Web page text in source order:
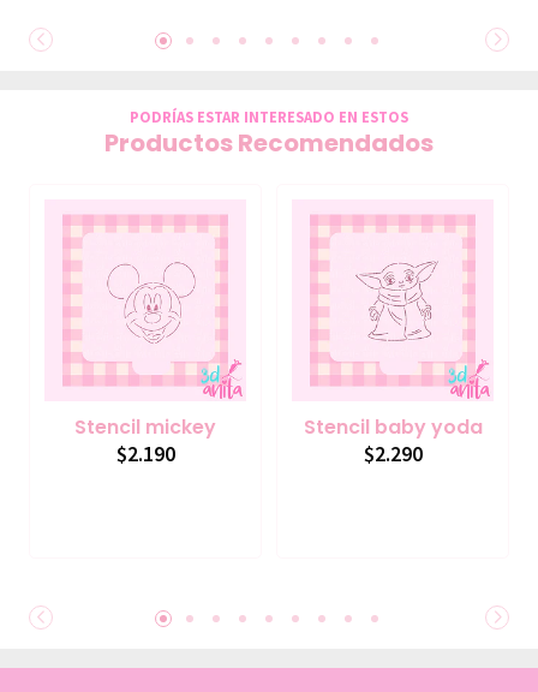
PODRÍAS ESTAR INTERESADO EN ESTOS
Productos Recomendados
Stencil mickey
$2.190
Stencil baby yoda
$2.290